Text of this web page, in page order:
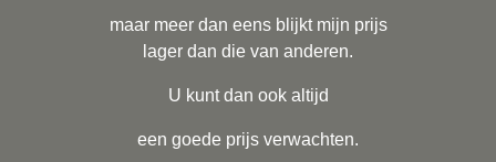
maar meer dan eens blijkt mijn prijs
lager dan die van anderen.
U kunt dan ook altijd
een goede prijs verwachten.